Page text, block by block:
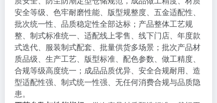
安全等级、色牢耐磨性能、版型规整度、五金适配性、
批次统一性、品质稳定性全部达标；产品整体工艺规
整、制式标准统一、适配线上零售、线下门店、年度款
式迭代、服装制式配套、批量供货多场景；批次产品材
质品级、生产工艺、版型标准、配色参数、做工精度、
合规等级高度统一；成品品质优异、安全合规耐用、造
型适配性强、制式统一性强、无任何消费合规与品质隐
患。